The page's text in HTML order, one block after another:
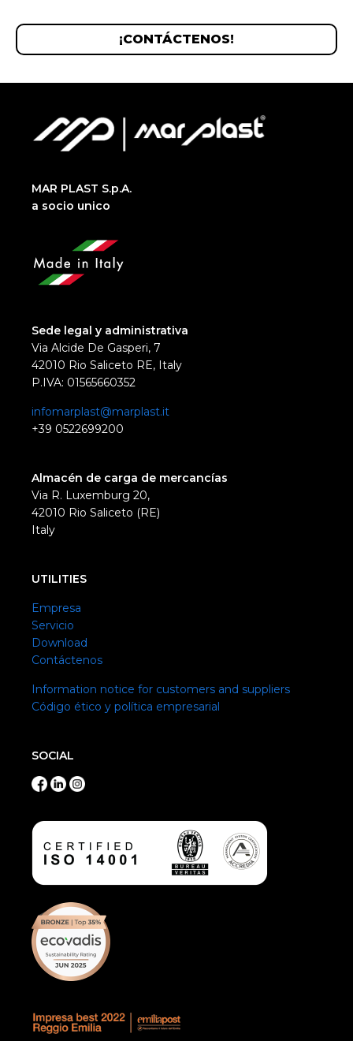
¡CONTÁCTENOS!
MAR PLAST S.p.A.
a socio unico
Sede legal y administrativa
Via Alcide De Gasperi, 7
42010 Rio Saliceto RE, Italy
P.IVA: 01565660352
infomarplast@marplast.it
+39 0522699200
Almacén de carga de mercancías
Via R. Luxemburg 20,
42010 Rio Saliceto (RE)
Italy
UTILITIES
Empresa
Servicio
Download
Contáctenos
Information notice for customers and suppliers
Código ético y política empresarial
SOCIAL